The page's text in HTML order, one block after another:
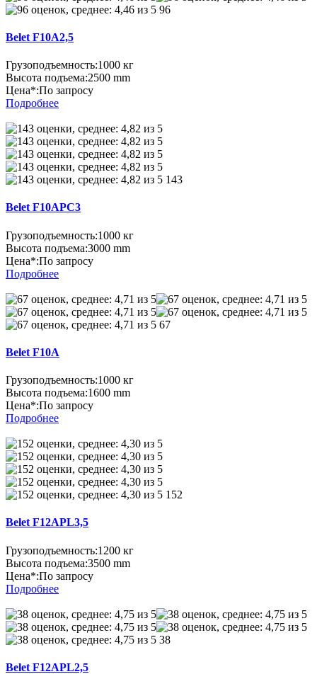
96
Belet F10A2,5
Грузоподъемность:1000 кг
Высота подъема:2500 mm
Цена*:По запросу
Подробнее
143
Belet F10APC3
Грузоподъемность:1000 кг
Высота подъема:3000 mm
Цена*:По запросу
Подробнее
67
Belet F10A
Грузоподъемность:1000 кг
Высота подъема:1600 mm
Цена*:По запросу
Подробнее
152
Belet F12APL3,5
Грузоподъемность:1200 кг
Высота подъема:3500 mm
Цена*:По запросу
Подробнее
38
Belet F12APL2,5